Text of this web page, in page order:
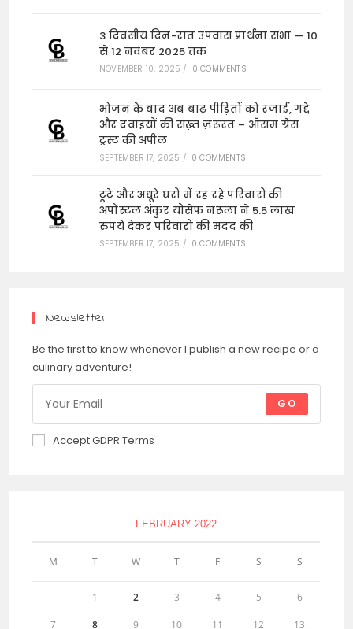
3 दिवसीय दिन-रात उपवास प्रार्थना सभा — 10
से 12 नवंबर 2025 तक
NOVEMBER 10, 2025 / 0 COMMENTS
भोजन के बाद अब बाढ़ पीड़ितों को रजाई, गद्दे
और दवाइयों की सख़्त ज़रूरत – ऑसम ग्रेस
ट्रस्ट की अपील
SEPTEMBER 17, 2025 / 0 COMMENTS
टूटे और अधूरे घरों में रह रहे परिवारों की
अपोस्टल अंकुर योसेफ नरूला ने 5.5 लाख
रुपये देकर परिवारों की मदद की
SEPTEMBER 17, 2025 / 0 COMMENTS
Newsletter
Be the first to know whenever I publish a new recipe or a
culinary adventure!
GO
Accept GDPR Terms
FEBRUARY 2022
M T W T F S S
1 2 3 4 5 6
7 8 9 10 11 12 13